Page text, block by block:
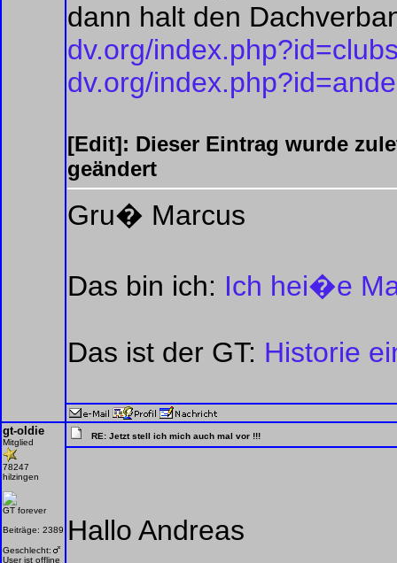
dann halt den
dv.org/
dv.org/
[Edit]: Dieser Eintrag wurde
geändert
Gru� Marcus
Das bin ich: Ich hei�e
Das ist der GT: Historie
gt-oldie
Mitglied
78247
hilzingen
GT forever
Beiträge: 2389
Geschlecht:
User ist offline
RE: Jetzt stell ich mich auch mal vor !!!
Hallo Andreas